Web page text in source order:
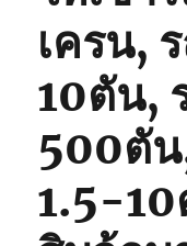
เครน,
10ตัน,
500ตั
1.5-